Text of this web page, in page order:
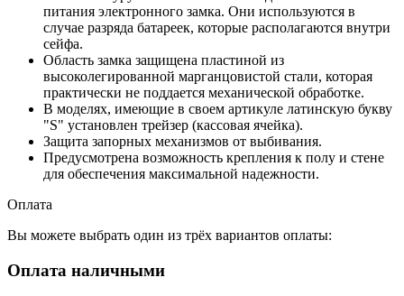
питания электронного замка. Они используются в
случае разряда батареек, которые располагаются внутри
сейфа.
Область замка защищена пластиной из
высоколегированной марганцовистой стали, которая
практически не поддается механической обработке.
В моделях, имеющие в своем артикуле латинскую букву
"S" установлен трейзер (кассовая ячейка).
Защита запорных механизмов от выбивания.
Предусмотрена возможность крепления к полу и стене
для обеспечения максимальной надежности.
Оплата
Вы можете выбрать один из трёх вариантов оплаты:
Оплата наличными